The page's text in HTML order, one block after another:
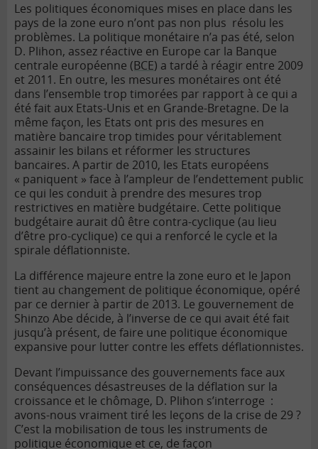
Les politiques économiques mises en place dans les
pays de la zone euro n’ont pas non plus résolu les
problèmes. La politique monétaire n’a pas été, selon
D. Plihon, assez réactive en Europe car la Banque
centrale européenne (BCE) a tardé à réagir entre 2009
et 2011. En outre, les mesures monétaires ont été
dans l’ensemble trop timorées par rapport à ce qui a
été fait aux Etats-Unis et en Grande-Bretagne. De la
même façon, les Etats ont pris des mesures en
matière bancaire trop timides pour véritablement
assainir les bilans et réformer les structures
bancaires. A partir de 2010, les Etats européens
« paniquent » face à l’ampleur de l’endettement public
ce qui les conduit à prendre des mesures trop
restrictives en matière budgétaire. Cette politique
budgétaire aurait dû être contra-cyclique (au lieu
d’être pro-cyclique) ce qui a renforcé le cycle et la
spirale déflationniste.
La différence majeure entre la zone euro et le Japon
tient au changement de politique économique, opéré
par ce dernier à partir de 2013. Le gouvernement de
Shinzo Abe décide, à l’inverse de ce qui avait été fait
jusqu’à présent, de faire une politique économique
expansive pour lutter contre les effets déflationnistes.
Devant l’impuissance des gouvernements face aux
conséquences désastreuses de la déflation sur la
croissance et le chômage, D. Plihon s’interroge :
avons-nous vraiment tiré les leçons de la crise de 29 ?
C’est la mobilisation de tous les instruments de
politique économique et ce, de façon